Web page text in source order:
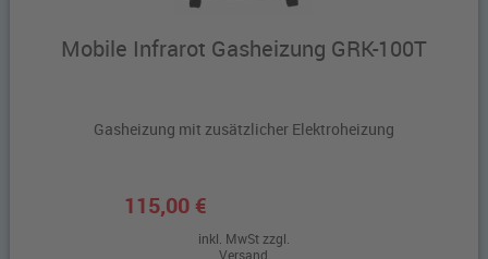
Mobile Infrarot Gasheizung GRK-100T
Gasheizung mit zusätzlicher Elektroheizung
115,00 €
inkl. MwSt zzgl.
Versand